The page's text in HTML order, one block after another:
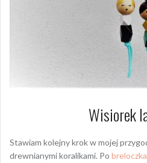
Wisiorek
Stawiam kolejny krok w mojej
drewnianymi koralikami. Po